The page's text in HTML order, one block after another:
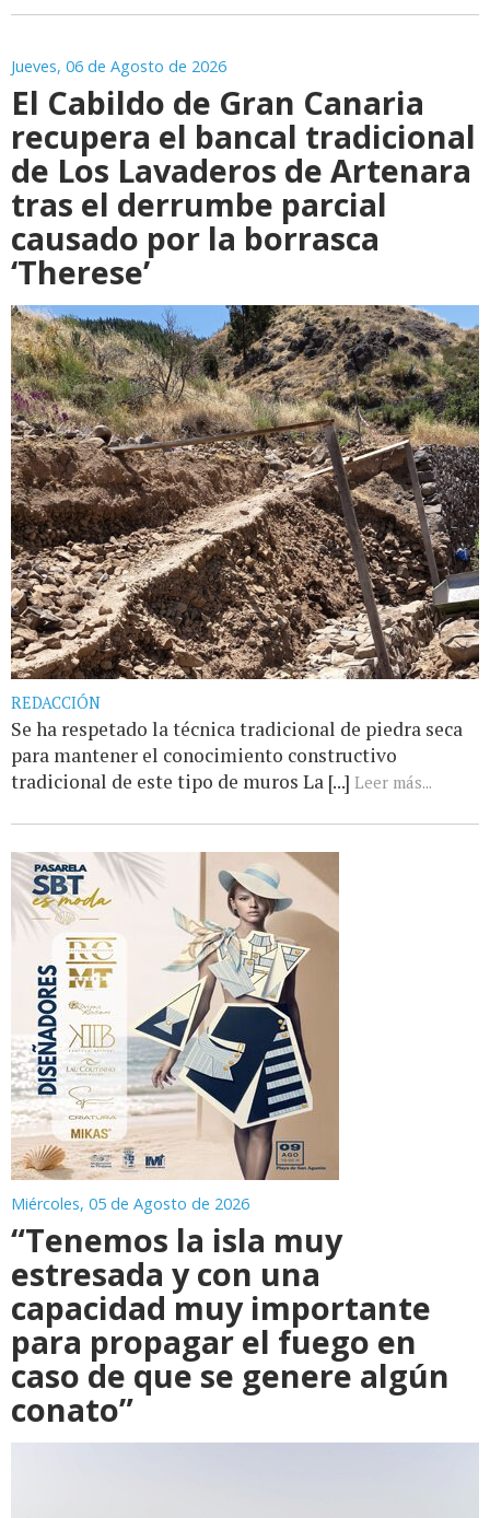
Jueves, 06 de Agosto de 2026
El Cabildo de Gran Canaria
recupera el bancal tradicional
de Los Lavaderos de Artenara
tras el derrumbe parcial
causado por la borrasca
‘Therese’
REDACCIÓN
Se ha respetado la técnica tradicional de piedra seca
para mantener el conocimiento constructivo
tradicional de este tipo de muros La [...] Leer más...
Miércoles, 05 de Agosto de 2026
“Tenemos la isla muy
estresada y con una
capacidad muy importante
para propagar el fuego en
caso de que se genere algún
conato”